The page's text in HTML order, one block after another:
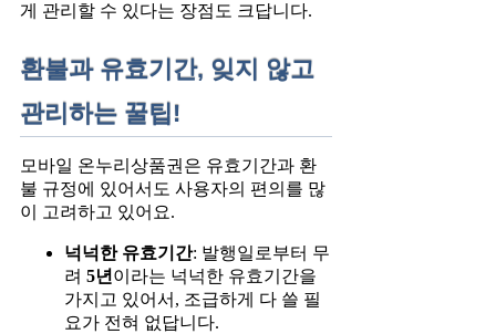
게 관리할 수 있다는 장점도 크답니다.
환불과 유효기간, 잊지 않고
관리하는 꿀팁!
모바일 온누리상품권은 유효기간과 환
불 규정에 있어서도 사용자의 편의를 많
이 고려하고 있어요.
넉넉한 유효기간: 발행일로부터 무
려 5년이라는 넉넉한 유효기간을
가지고 있어서, 조급하게 다 쓸 필
요가 전혀 없답니다.